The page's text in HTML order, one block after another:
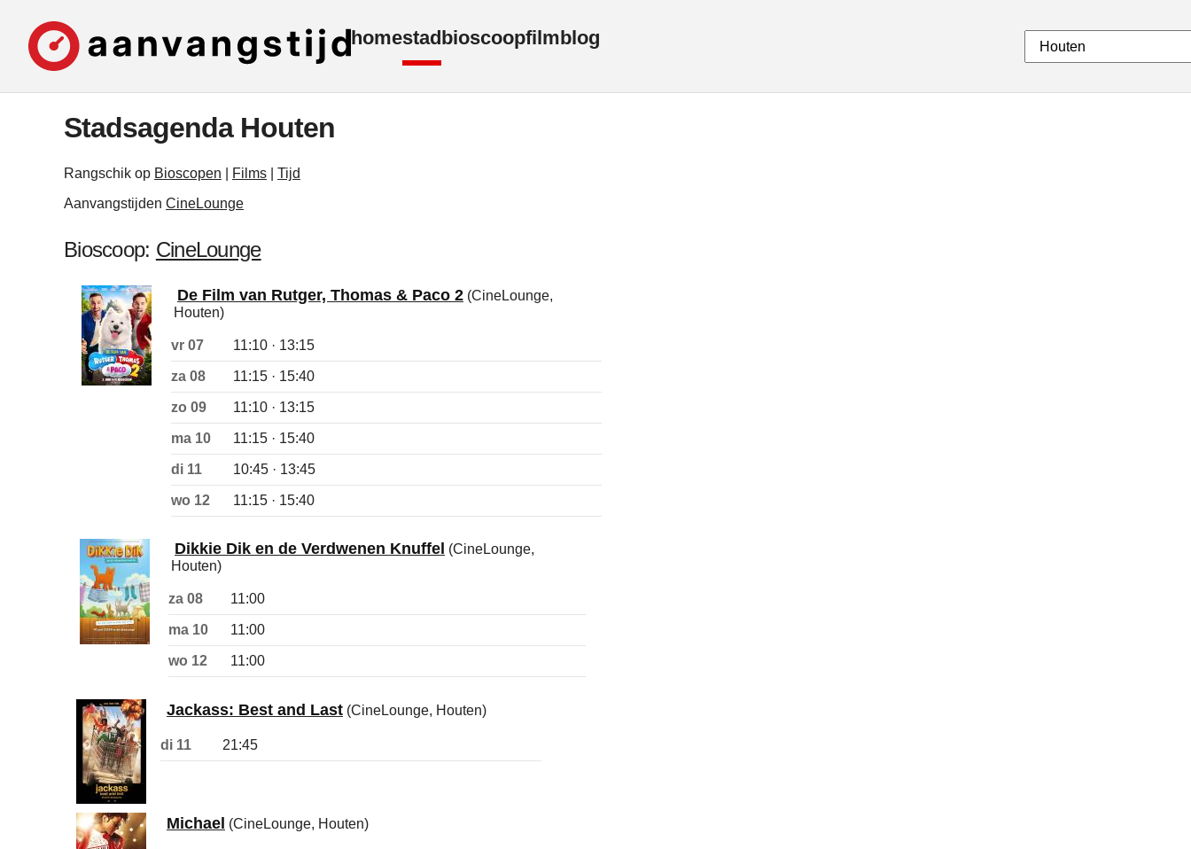
homestadbioscoopfilmblog
Stadsagenda Houten
Rangschik op Bioscopen Films
Tijd
Aanvangstijden CineLounge
Bioscoop: CineLounge
De Film van Rutger, Thomas & Paco 2 (CineLounge,
Houten)
vr 07 11:10 · 13:15
za 08 11:15 · 15:40
zo 09 11:10 · 13:15
ma 10 11:15 · 15:40
di 11 10:45 · 13:45
wo 12 11:15 · 15:40
Dikkie Dik en de Verdwenen Knuffel (CineLounge,
Houten)
za 08 11:00
ma 10 11:00
wo 12 11:00
Jackass: Best and Last (CineLounge, Houten)
di 11 21:45
Michael (CineLounge, Houten)